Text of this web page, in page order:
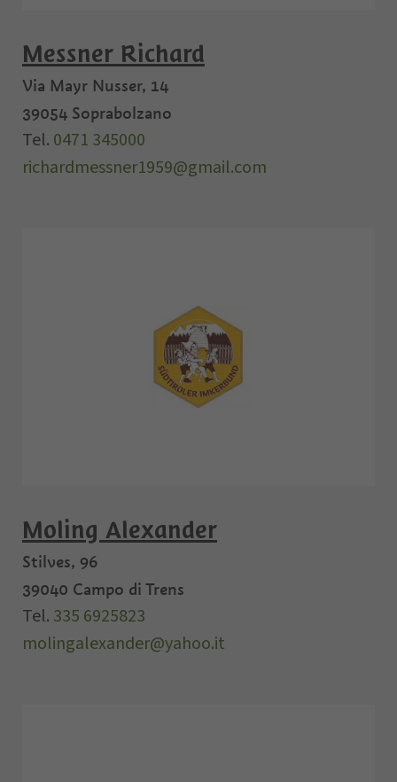
Messner Richard
Via Mayr Nusser, 14
39054 Soprabolzano
Tel. 0471 345000
richardmessner1959@gmail.com
Moling Alexander
Stilves, 96
39040 Campo di Trens
Tel. 335 6925823
molingalexander@yahoo.it